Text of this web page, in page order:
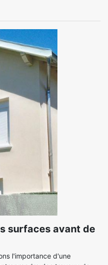
surfaces avant de
l'importance d'une